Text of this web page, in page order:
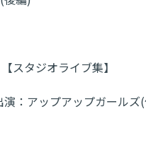
【スタジオライブ集】
演： アップアップガールズ